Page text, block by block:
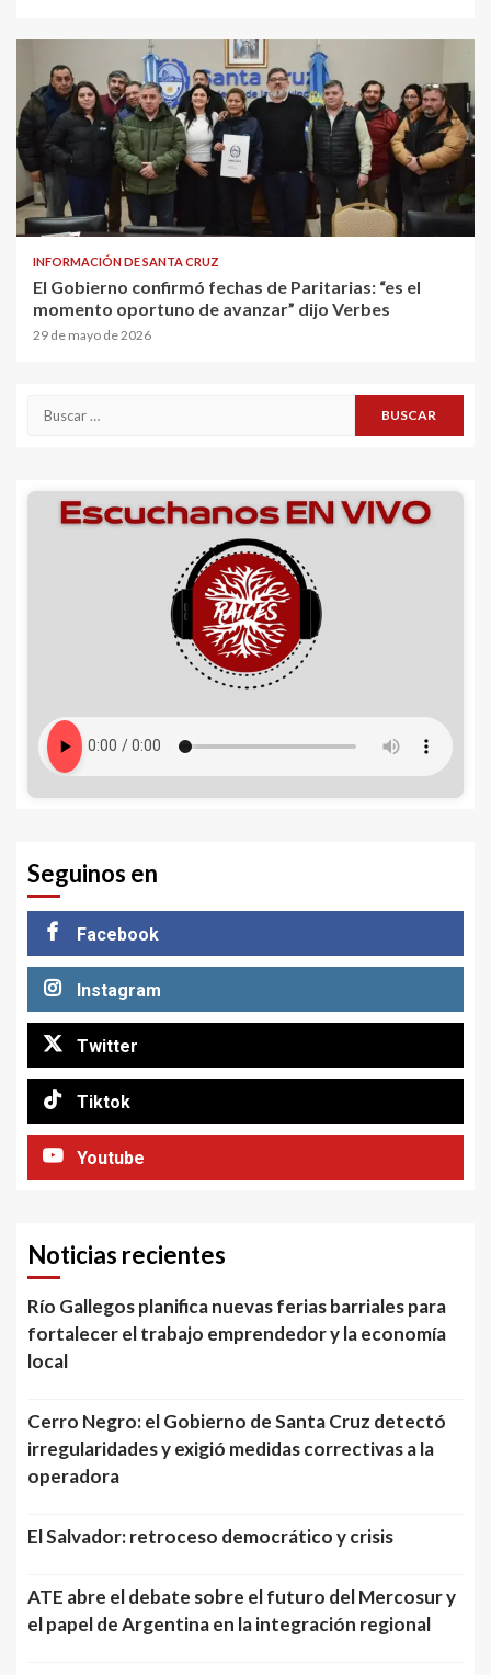
INFORMACIÓN DE SANTA CRUZ
El Gobierno confirmó fechas de Paritarias: “es el
momento oportuno de avanzar” dijo Verbes
29 de mayo de 2026
Buscar:
Seguinos en
Facebook
Instagram
Twitter
Tiktok
Youtube
Noticias recientes
Río Gallegos planifica nuevas ferias barriales para
fortalecer el trabajo emprendedor y la economía
local
Cerro Negro: el Gobierno de Santa Cruz detectó
irregularidades y exigió medidas correctivas a la
operadora
El Salvador: retroceso democrático y crisis
ATE abre el debate sobre el futuro del Mercosur y
el papel de Argentina en la integración regional